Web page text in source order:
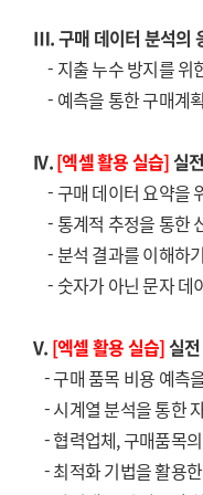
Ⅲ. 구매 데이터 분석의
- 지출 누수 방지를 위
- 예측을 통한 구매계
IV.[엑셀 활용 실습]실
- 구매 데이터 요약을
- 통계적 추정을 통한
- 분석 결과를 이해하
- 숫자가 아닌 문자 데
V. [엑셀 활용 실습]실
- 구매 품목 비용 예측
- 시계열 분석을 통한
- 협력업체, 구매품목
- 최적화 기법을 활용